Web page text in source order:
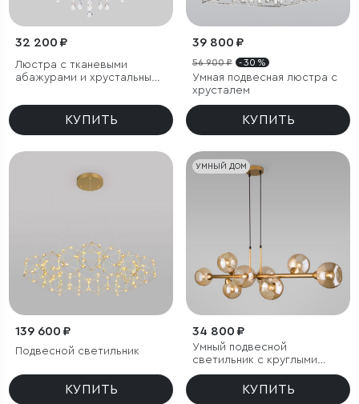
32 200 ₽
Люстра с тканевыми
абажурами и хрустальными
КУПИТЬ
39 800 ₽
56 900 ₽ - 30 %
Умная подвесная люстра с
хрусталем
КУПИТЬ
139 600 ₽
Подвесной светильник
КУПИТЬ
УМНЫЙ ДОМ
34 800 ₽
Умный подвесной
светильник с круглыми
стеклянными плафонами
КУПИТЬ